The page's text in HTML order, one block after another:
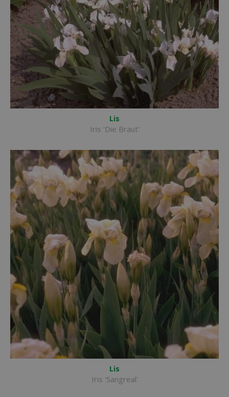
Lis
Iris 'Die Braut'
Lis
Iris 'Sangreal'